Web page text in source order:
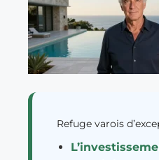
Refuge varois